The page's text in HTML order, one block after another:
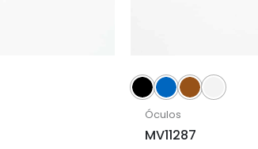
Óculos
MV11287